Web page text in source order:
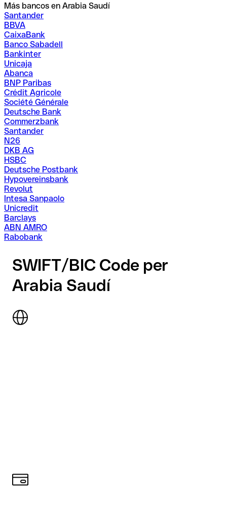
Más bancos en Arabia Saudí
Santander
BBVA
CaixaBank
Banco Sabadell
Bankinter
Unicaja
Abanca
BNP Paribas
Crédit Agricole
Société Générale
Deutsche Bank
Commerzbank
Santander
N26
DKB AG
HSBC
Deutsche Postbank
Hypovereinsbank
Revolut
Intesa Sanpaolo
Unicredit
Barclays
ABN AMRO
Rabobank
SWIFT/BIC Code per
Arabia Saudí